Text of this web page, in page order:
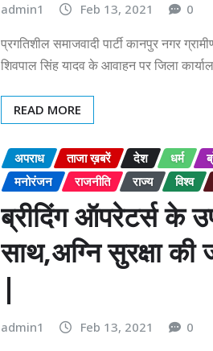
admin1 Feb 13, 2021 0
प्रगतिशील समाजवादी पार्टी कानपुर नगर
शिवपाल सिंह यादव के आवाहन पर जिला कार्यालय
READ MORE
अपराध ताजा ख़बरें देश धर्म
मनोरंजन
राजनीति राज्य विश्व
ब्रीदिंग ऑपरेटर्स के
साथ,अग्नि सुरक्षा की
|
admin1 Feb 13, 2021 0